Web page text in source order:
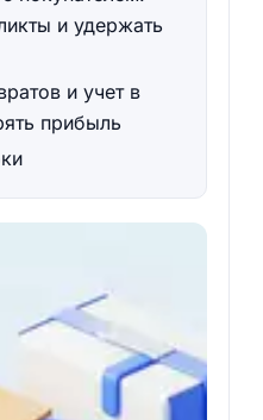
и удержать
и учет в
прибыль